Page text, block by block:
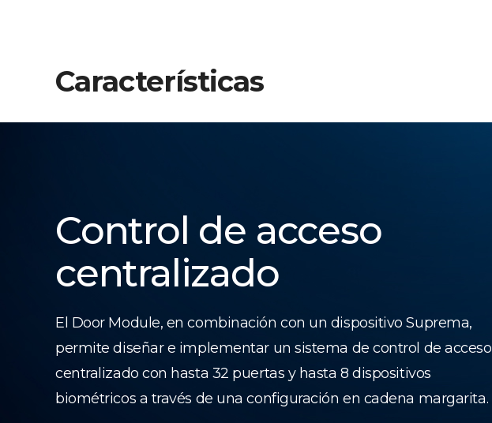
Características
Control de acceso
centralizado
El Door Module, en combinación con un dispositivo Suprema,
permite diseñar e implementar un sistema de control de acceso
centralizado con hasta 32 puertas y hasta 8 dispositivos
biométricos a través de una configuración en cadena margarita.